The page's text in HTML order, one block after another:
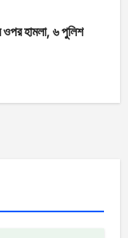
ওপর হামলা, ৬ পুলিশ